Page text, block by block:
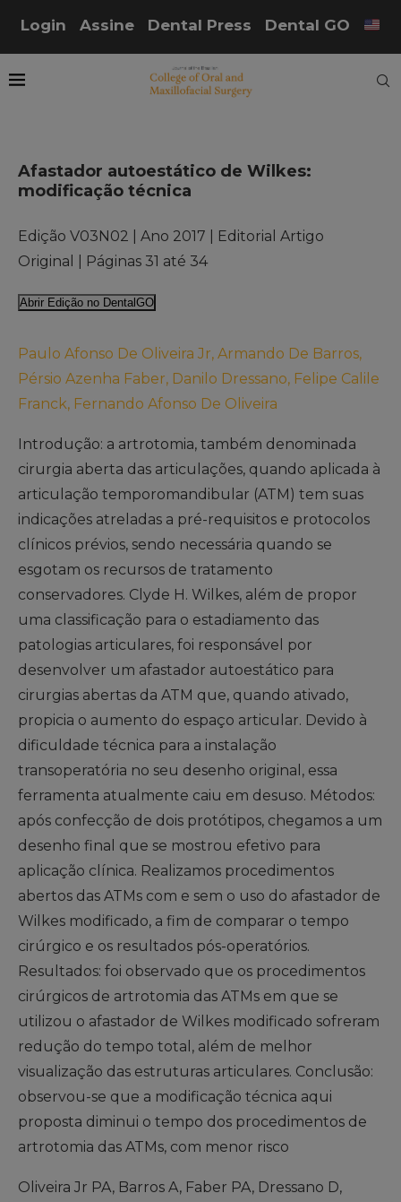
Login Assine Dental Press Dental GO
Afastador autoestático de Wilkes:
modificação técnica
Edição V03N02 | Ano 2017 | Editorial Artigo
Original | Páginas 31 até 34
Abrir Edição no DentalGO
Paulo Afonso De Oliveira Jr, Armando De Barros,
Pérsio Azenha Faber, Danilo Dressano, Felipe Calile
Franck, Fernando Afonso De Oliveira
Introdução: a artrotomia, também denominada
cirurgia aberta das articulações, quando aplicada à
articulação temporomandibular (ATM) tem suas
indicações atreladas a pré-requisitos e protocolos
clínicos prévios, sendo necessária quando se
esgotam os recursos de tratamento
conservadores. Clyde H. Wilkes, além de propor
uma classificação para o estadiamento das
patologias articulares, foi responsável por
desenvolver um afastador autoestático para
cirurgias abertas da ATM que, quando ativado,
propicia o aumento do espaço articular. Devido à
dificuldade técnica para a instalação
transoperatória no seu desenho original, essa
ferramenta atualmente caiu em desuso. Métodos:
após confecção de dois protótipos, chegamos a um
desenho final que se mostrou efetivo para
aplicação clínica. Realizamos procedimentos
abertos das ATMs com e sem o uso do afastador de
Wilkes modificado, a fim de comparar o tempo
cirúrgico e os resultados pós-operatórios.
Resultados: foi observado que os procedimentos
cirúrgicos de artrotomia das ATMs em que se
utilizou o afastador de Wilkes modificado sofreram
redução do tempo total, além de melhor
visualização das estruturas articulares. Conclusão:
observou-se que a modificação técnica aqui
proposta diminui o tempo dos procedimentos de
artrotomia das ATMs, com menor risco
Oliveira Jr PA, Barros A, Faber PA, Dressano D,